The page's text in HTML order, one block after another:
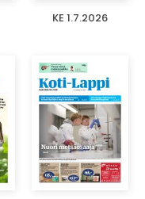
KE 1.7.2026